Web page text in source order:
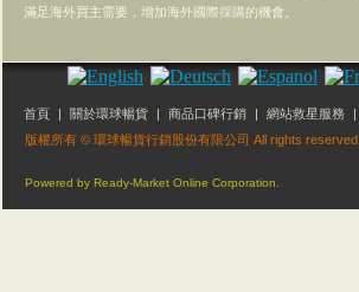
滿足海外買主需要，增加海外國際採購的機會。
首頁 | 關於環球暢貨 | 商品口碑行銷 | 網站救星服務 |
版權所有 © 環球暢貨行銷股份有限公司 All rights reserved.
Powered by Ready-Market Online Corporation.